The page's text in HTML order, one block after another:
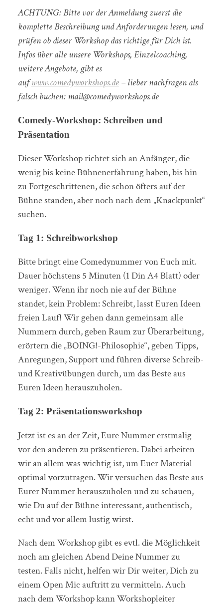
ACHTUNG: Bitte vor der Anmeldung zuerst die
komplette Beschreibung und Anforderungen lesen, und
prüfen ob dieser Workshop das richtige für Dich ist.
Infos über alle unsere Workshops, Einzelcoaching,
weitere Angebote, gibt es
aufwww.comedyworkshops.de– lieber nachfragen als
falsch buchen: mail@comedyworkshops.de
Comedy-Workshop: Schreiben und
Präsentation
Dieser Workshop richtet sich an Anfänger, die
wenig bis keine Bühnenerfahrung haben, bis hin
zu Fortgeschrittenen, die schon öfters auf der
Bühne standen, aber noch nach dem „Knackpunkt“
suchen.
Tag 1: Schreibworkshop
Bitte bringt eine Comedynummer von Euch mit.
Dauer höchstens 5 Minuten (1 Din A4 Blatt) oder
weniger. Wenn ihr noch nie auf der Bühne
standet, kein Problem: Schreibt, lasst Euren Ideen
freien Lauf! Wir gehen dann gemeinsam alle
Nummern durch, geben Raum zur Überarbeitung,
erörtern die „BOING!-Philosophie“, geben Tipps,
Anregungen, Support und führen diverse Schreib-
und Kreativübungen durch, um das Beste aus
Euren Ideen herauszuholen.
Tag 2: Präsentationsworkshop
Jetzt ist es an der Zeit, Eure Nummer erstmalig
vor den anderen zu präsentieren. Dabei arbeiten
wir an allem was wichtig ist, um Euer Material
optimal vorzutragen. Wir versuchen das Beste aus
Eurer Nummer herauszuholen und zu schauen,
wie Du auf der Bühne interessant, authentisch,
echt und vor allem lustig wirst.
Nach dem Workshop gibt es evtl. die Möglichkeit
noch am gleichen Abend Deine Nummer zu
testen. Falls nicht, helfen wir Dir weiter, Dich zu
einem Open Mic auftritt zu vermitteln. Auch
nach dem Workshop kann Workshopleiter